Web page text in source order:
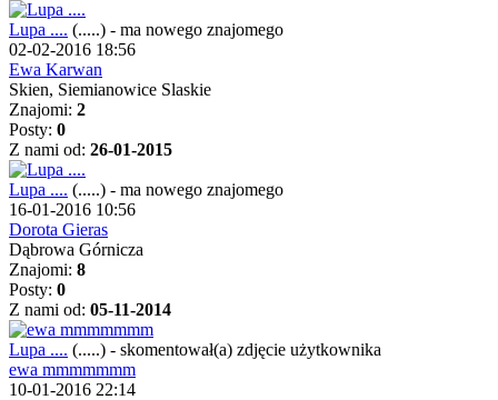
Lupa .... (.....) - ma nowego znajomego
02-02-2016 18:56
Ewa Karwan
Skien, Siemianowice Slaskie
Znajomi: 2
Posty: 0
Z nami od: 26-01-2015
Lupa .... (.....) - ma nowego znajomego
16-01-2016 10:56
Dorota Gieras
Dąbrowa Górnicza
Znajomi: 8
Posty: 0
Z nami od: 05-11-2014
Lupa .... (.....) - skomentował(a) zdjęcie użytkownika
ewa mmmmmmm
10-01-2016 22:14